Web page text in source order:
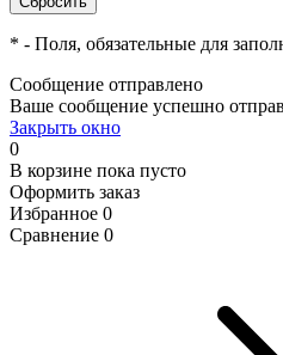
* - Поля, обязательные для
Сообщение отправлено
Ваше сообщение успешно
Закрыть окно
0
В корзине пока пусто
Оформить заказ
Избранное 0
Сравнение 0